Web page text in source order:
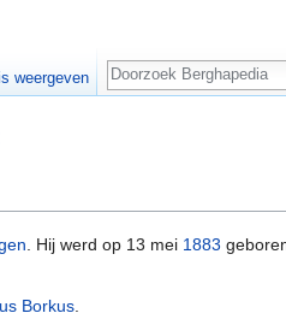
. Hij werd op 13 mei 1883
Borkus.
weergeven
Zoeken